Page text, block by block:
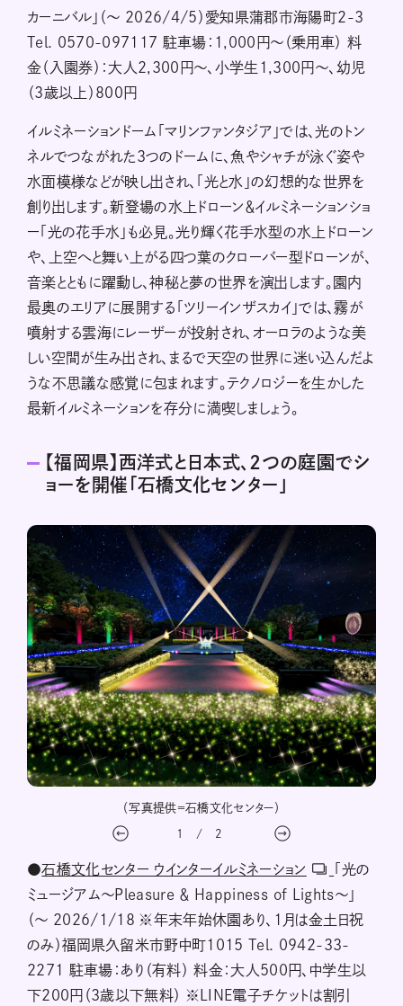
カーニバル」（〜 2026/4/5）愛知県蒲郡市海陽町２-3
Tel. 0570-097117 駐車場：1,000円～（乗用車） 料
金（入園券）：大人2,300円〜、小学生1,300円〜、幼児
（3歳以上）800円
イルミネーションドーム「マリンファンタジア」では、光のトン
ネルでつながれた3つのドームに、魚やシャチが泳ぐ姿や
水面模様などが映し出され、「光と水」の幻想的な世界を
創り出します。新登場の水上ドローン＆イルミネーションショ
ー「光の花手水」も必見。光り輝く花手水型の水上ドローン
や、上空へと舞い上がる四つ葉のクローバー型ドローンが、
音楽とともに躍動し、神秘と夢の世界を演出します。園内
最奥のエリアに展開する「ツリーインザスカイ」では、霧が
噴射する雲海にレーザーが投射され、オーロラのような美
しい空間が生み出され、まるで天空の世界に迷い込んだよ
うな不思議な感覚に包まれます。テクノロジーを生かした
最新イルミネーションを存分に満喫しましょう。
【福岡県】西洋式と日本式、2つの庭園でシ
ョーを開催「石橋文化センター」
（写真提供＝石橋文化センター）
1 / 2
●石橋文化センター ウインターイルミネーション
「光の
ミュージアム～Pleasure ＆ Happiness of Lights～」
（〜 2026/1/18 ※年末年始休園あり、1月は金土日祝
のみ）福岡県久留米市野中町1015 Tel. 0942-33-
2271 駐車場：あり（有料） 料金：大人500円、中学生以
下200円（3歳以下無料） ※LINE電子チケットは割引